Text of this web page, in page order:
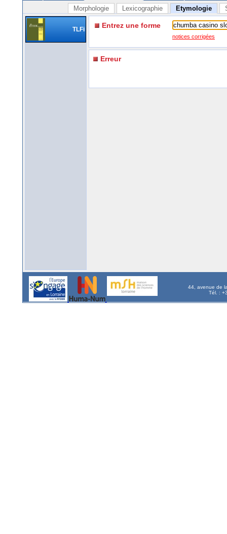
Morphologie Lexicographie Etymologie
TLFi Entrez une forme
notices corrigées
Erreur
44, avenue de
Tél. :